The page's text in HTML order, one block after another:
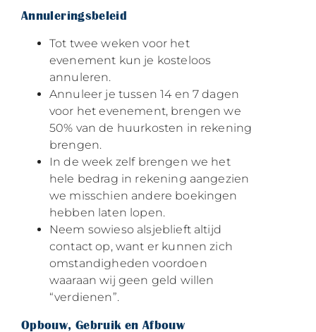
Annuleringsbeleid
Tot twee weken voor het
evenement kun je kosteloos
annuleren.
Annuleer je tussen 14 en 7 dagen
voor het evenement, brengen we
50% van de huurkosten in rekening
brengen.
In de week zelf brengen we het
hele bedrag in rekening aangezien
we misschien andere boekingen
hebben laten lopen.
Neem sowieso alsjeblieft altijd
contact op, want er kunnen zich
omstandigheden voordoen
waaraan wij geen geld willen
“verdienen”.
Opbouw, Gebruik en Afbouw